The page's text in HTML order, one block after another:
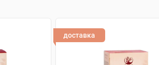
доставка